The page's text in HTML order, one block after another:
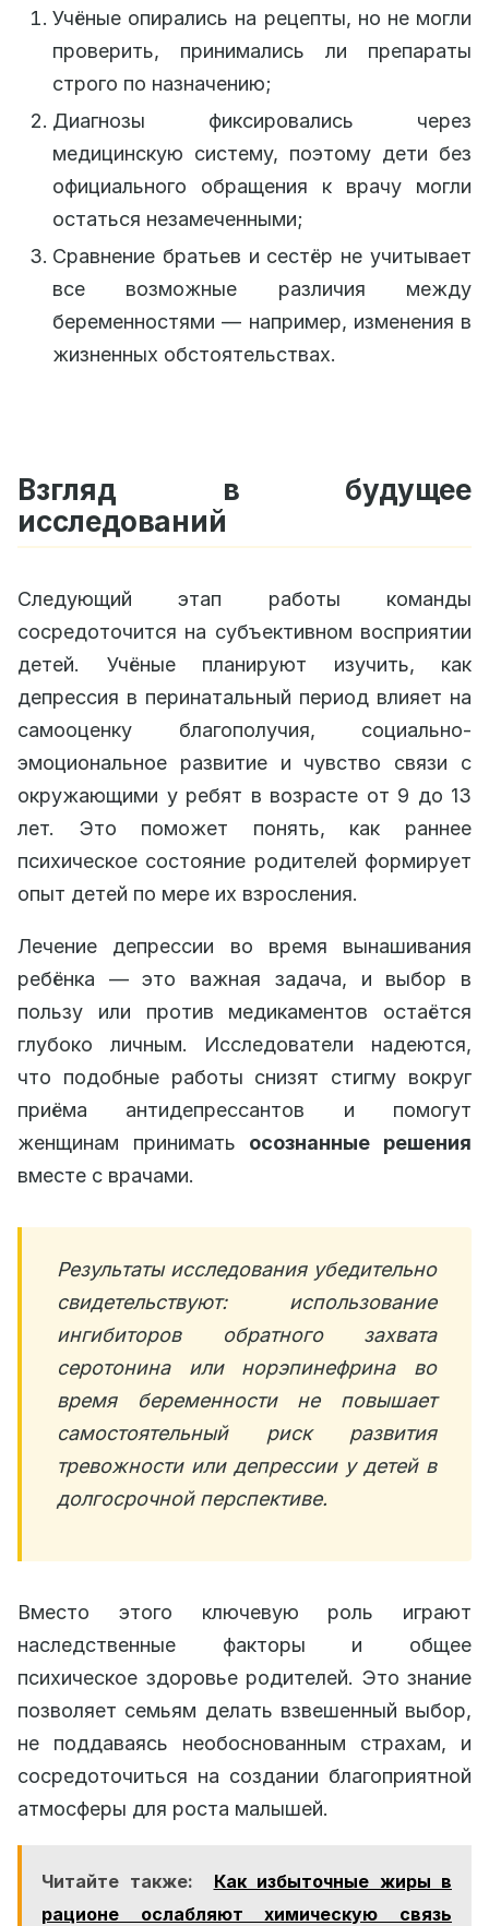
Учёные опирались на рецепты, но не могли
проверить, принимались ли препараты
строго по назначению;
Диагнозы фиксировались через
медицинскую систему, поэтому дети без
официального обращения к врачу могли
остаться незамеченными;
Сравнение братьев и сестёр не учитывает
все возможные различия между
беременностями — например, изменения в
жизненных обстоятельствах.
Взгляд в будущее
исследований
Следующий этап работы команды
сосредоточится на субъективном восприятии
детей. Учёные планируют изучить, как
депрессия в перинатальный период влияет на
самооценку благополучия, социально-
эмоциональное развитие и чувство связи с
окружающими у ребят в возрасте от 9 до 13
лет. Это поможет понять, как раннее
психическое состояние родителей формирует
опыт детей по мере их взросления.
Лечение депрессии во время вынашивания
ребёнка — это важная задача, и выбор в
пользу или против медикаментов остаётся
глубоко личным. Исследователи надеются,
что подобные работы снизят стигму вокруг
приёма антидепрессантов и помогут
женщинам принимать осознанные решения
вместе с врачами.
Результаты исследования убедительно
свидетельствуют: использование
ингибиторов обратного захвата
серотонина или норэпинефрина во
время беременности не повышает
самостоятельный риск развития
тревожности или депрессии у детей в
долгосрочной перспективе.
Вместо этого ключевую роль играют
наследственные факторы и общее
психическое здоровье родителей. Это знание
позволяет семьям делать взвешенный выбор,
не поддаваясь необоснованным страхам, и
сосредоточиться на создании благоприятной
атмосферы для роста малышей.
Читайте также:
Как избыточные жиры в
рационе ослабляют химическую связь